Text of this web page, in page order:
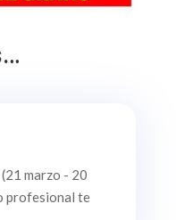
marzo - 20
profesional te